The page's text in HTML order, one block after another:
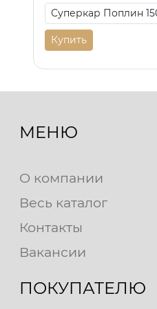
Купить
МЕНЮ
О компании
Весь каталог
Контакты
Вакансии
ПОКУПАТЕЛЮ